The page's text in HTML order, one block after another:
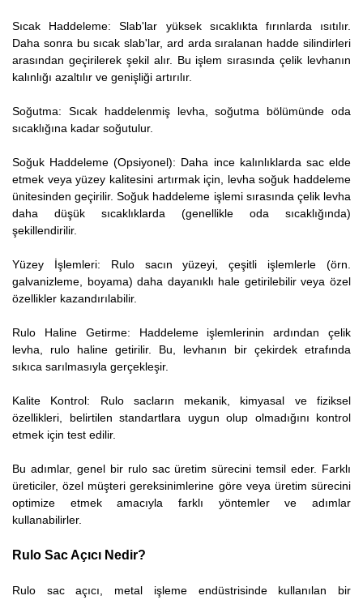
Sıcak Haddeleme: Slab'lar yüksek sıcaklıkta fırınlarda ısıtılır.
Daha sonra bu sıcak slab'lar, ard arda sıralanan hadde silindirleri
arasından geçirilerek şekil alır. Bu işlem sırasında çelik levhanın
kalınlığı azaltılır ve genişliği artırılır.
Soğutma: Sıcak haddelenmiş levha, soğutma bölümünde oda
sıcaklığına kadar soğutulur.
Soğuk Haddeleme (Opsiyonel): Daha ince kalınlıklarda sac elde
etmek veya yüzey kalitesini artırmak için, levha soğuk haddeleme
ünitesinden geçirilir. Soğuk haddeleme işlemi sırasında çelik levha
daha düşük sıcaklıklarda (genellikle oda sıcaklığında)
şekillendirilir.
Yüzey İşlemleri: Rulo sacın yüzeyi, çeşitli işlemlerle (örn.
galvanizleme, boyama) daha dayanıklı hale getirilebilir veya özel
özellikler kazandırılabilir.
Rulo Haline Getirme: Haddeleme işlemlerinin ardından çelik
levha, rulo haline getirilir. Bu, levhanın bir çekirdek etrafında
sıkıca sarılmasıyla gerçekleşir.
Kalite Kontrol: Rulo sacların mekanik, kimyasal ve fiziksel
özellikleri, belirtilen standartlara uygun olup olmadığını kontrol
etmek için test edilir.
Bu adımlar, genel bir rulo sac üretim sürecini temsil eder. Farklı
üreticiler, özel müşteri gereksinimlerine göre veya üretim sürecini
optimize etmek amacıyla farklı yöntemler ve adımlar
kullanabilirler.
Rulo Sac Açıcı Nedir?
Rulo sac açıcı, metal işleme endüstrisinde kullanılan bir